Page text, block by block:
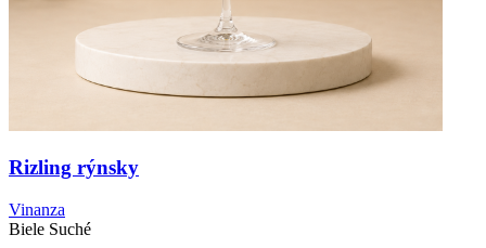
Rizling rýnsky
Vinanza
Biele Suché